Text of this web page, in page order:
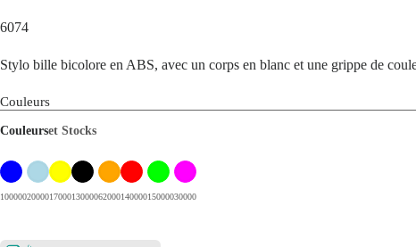
6074
Stylo bille bicolore en ABS, avec un corps en blanc et une grippe de
Couleurs
Couleurset Stocks
10000020000170001300006200014000015000030000